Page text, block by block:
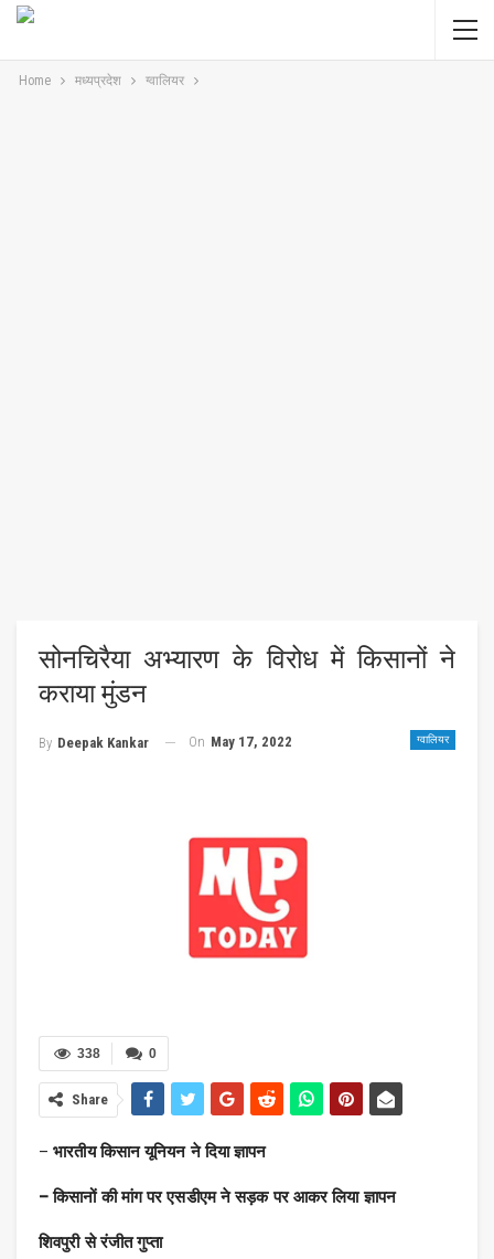
Home मध्यप्रदेश ग्वालियर
सोनचिरैया अभ्यारण के विरोध में किसानों ने
कराया मुंडन
ग्वालियर
By Deepak Kankar On May 17, 2022
0
338
Share
–भारतीय किसान यूनियन ने दिया ज्ञापन
– किसानों की मांग पर एसडीएम ने सड़क पर आकर लिया ज्ञापन
शिवपुरी से रंजीत गुप्ता